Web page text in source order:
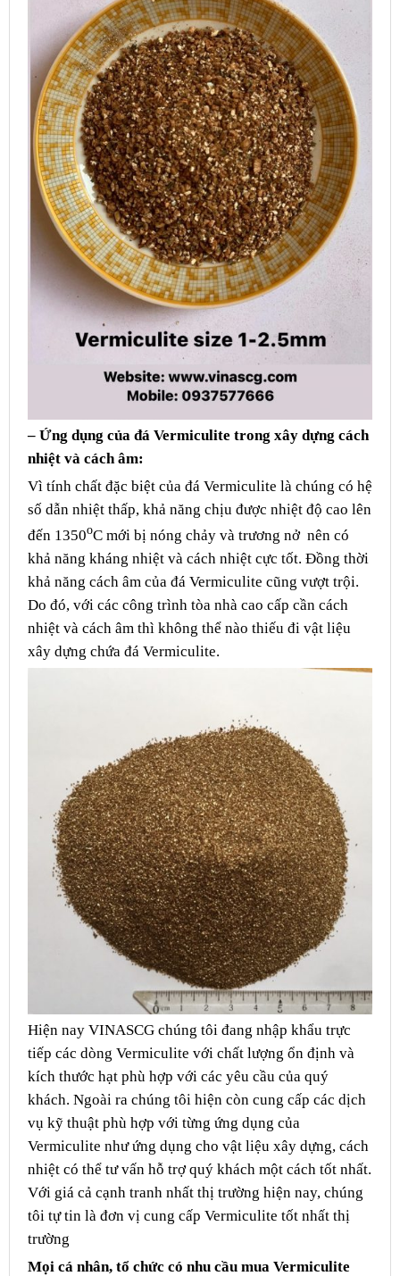
– Ứng dụng của đá Vermiculite trong xây dựng cách
nhiệt và cách âm:
Vì tính chất đặc biệt của đá Vermiculite là chúng có hệ
số dẫn nhiệt thấp, khả năng chịu được nhiệt độ cao lên
đến 1350oC mới bị nóng chảy và trương nở nên có
khả năng kháng nhiệt và cách nhiệt cực tốt. Đồng thời
khả năng cách âm của đá Vermiculite cũng vượt trội.
Do đó, với các công trình tòa nhà cao cấp cần cách
nhiệt và cách âm thì không thể nào thiếu đi vật liệu
xây dựng chứa đá Vermiculite.
Hiện nay VINASCG chúng tôi đang nhập khẩu trực
tiếp các dòng Vermiculite với chất lượng ổn định và
kích thước hạt phù hợp với các yêu cầu của quý
khách. Ngoài ra chúng tôi hiện còn cung cấp các dịch
vụ kỹ thuật phù hợp với từng ứng dụng của
Vermiculite như ứng dụng cho vật liệu xây dựng, cách
nhiệt có thể tư vấn hỗ trợ quý khách một cách tốt nhất.
Với giá cả cạnh tranh nhất thị trường hiện nay, chúng
tôi tự tin là đơn vị cung cấp Vermiculite tốt nhất thị
trường
Mọi cá nhân, tổ chức có nhu cầu mua Vermiculite